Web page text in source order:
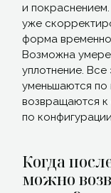
и
уже
форма временно
Возможна
уплотнение. Все
уменьшаются по
возвращаются к
по
Когда
можно